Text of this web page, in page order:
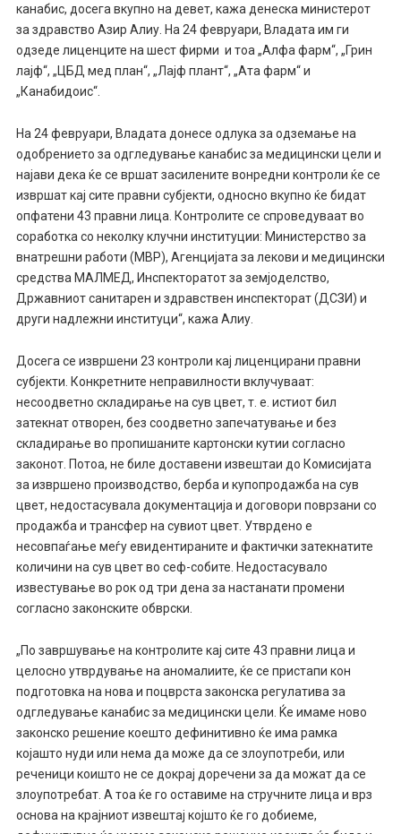
канабис, досега вкупно на девет, кажа денеска министерот
за здравство Азир Алиу. На 24 февруари, Владата им ги
одзеде лиценците на шест фирми и тоа „Алфа фарм“, „Грин
лајф“, „ЦБД мед план“, „Лајф плант“, „Ата фарм“ и
„Канабидоис“.
На 24 февруари, Владата донесе одлука за одземање на
одобрението за одгледување канабис за медицински цели и
најави дека ќе се вршат засилените вонредни контроли ќе се
извршат кај сите правни субјекти, односно вкупно ќе бидат
опфатени 43 правни лица. Контролите се спроведуваат во
соработка со неколку клучни институции: Министерство за
внатрешни работи (МВР), Агенцијата за лекови и медицински
средства МАЛМЕД, Инспекторатот за земјоделство,
Државниот санитарен и здравствен инспекторат (ДСЗИ) и
други надлежни институци“, кажа Алиу.
Досега се извршени 23 контроли кај лиценцирани правни
субјекти. Конкретните неправилности вклучуваат:
несоодветно складирање на сув цвет, т. е. истиот бил
затекнат отворен, без соодветно запечатување и без
складирање во пропишаните картонски кутии согласно
законот. Потоа, не биле доставени извештаи до Комисијата
за извршено производство, берба и купопродажба на сув
цвет, недостасувала документација и договори поврзани со
продажба и трансфер на сувиот цвет. Утврдено е
несовпаѓање меѓу евидентираните и фактички затекнатите
количини на сув цвет во сеф-собите. Недостасувало
известување во рок од три дена за настанати промени
согласно законските обврски.
„По завршување на контролите кај сите 43 правни лица и
целосно утврдување на аномалиите, ќе се пристапи кон
подготовка на нова и поцврста законска регулатива за
одгледување канабис за медицински цели. Ќе имаме ново
законско решение коешто дефинитивно ќе има рамка
којашто нуди или нема да може да се злоупотреби, или
реченици коишто не се докрај доречени за да можат да се
злоупотребат. А тоа ќе го оставиме на стручните лица и врз
основа на крајниот извештај којшто ќе го добиеме,